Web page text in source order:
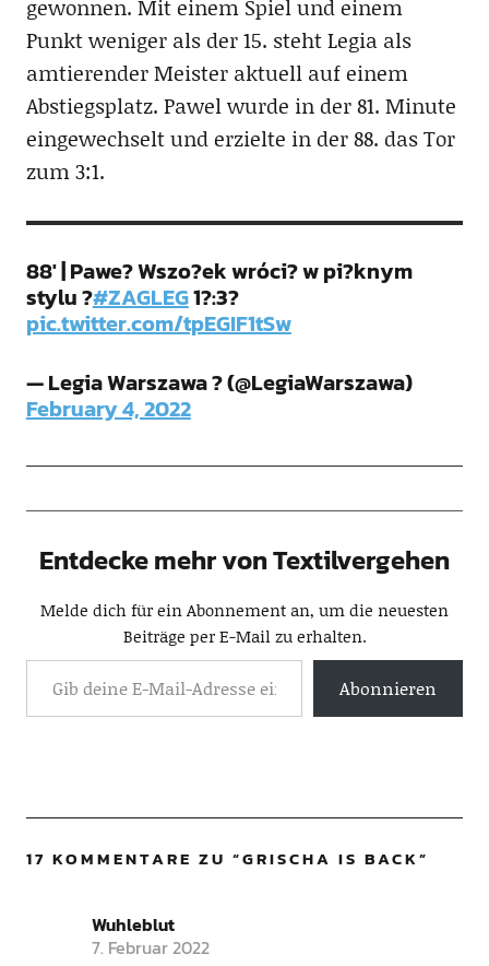
gewonnen. Mit einem Spiel und einem
Punkt weniger als der 15. steht Legia als
amtierender Meister aktuell auf einem
Abstiegsplatz. Pawel wurde in der 81. Minute
eingewechselt und erzielte in der 88. das Tor
zum 3:1.
88' | Pawe? Wszo?ek wróci? w pi?knym
stylu ?#ZAGLEG1?:3?
pic.twitter.com/tpEGIF1tSw
— Legia Warszawa ? (@LegiaWarszawa)
February 4, 2022
Entdecke mehr von Textilvergehen
Melde dich für ein Abonnement an, um die neuesten
Beiträge per E-Mail zu erhalten.
Abonnieren
17 KOMMENTARE ZU “GRISCHA IS BACK”
Wuhleblut
7. Februar 2022